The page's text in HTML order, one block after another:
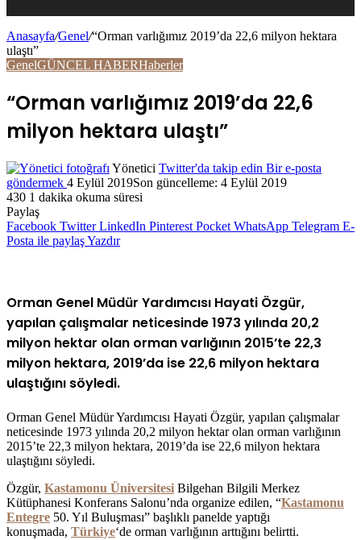
Anasayfa/Genel/“Orman varlığımız 2019’da 22,6 milyon hektara
ulaştı”
GenelGÜNCEL HABERHaberler
“Orman varlığımız 2019’da 22,6
milyon hektara ulaştı”
Yönetici Twitter'da takip edin Bir e-posta
göndermek 4 Eylül 2019Son güncelleme: 4 Eylül 2019
430 1 dakika okuma süresi
Paylaş
Facebook Twitter LinkedIn Pinterest Pocket WhatsApp Telegram E-
Posta ile paylaşYazdır
Orman Genel Müdür Yardımcısı Hayati Özgür,
yapılan çalışmalar neticesinde 1973 yılında 20,2
milyon hektar olan orman varlığının 2015’te 22,3
milyon hektara, 2019’da ise 22,6 milyon hektara
ulaştığını söyledi.
Orman Genel Müdür Yardımcısı Hayati Özgür, yapılan çalışmalar
neticesinde 1973 yılında 20,2 milyon hektar olan orman varlığının
2015’te 22,3 milyon hektara, 2019’da ise 22,6 milyon hektara
ulaştığını söyledi.
Özgür, Kastamonu Üniversitesi Bilgehan Bilgili Merkez
Kütüphanesi Konferans Salonu’nda organize edilen, “Kastamonu
Entegre 50. Yıl Buluşması” başlıklı panelde yaptığı
konuşmada, Türkiye‘de orman varlığının arttığını belirtti.